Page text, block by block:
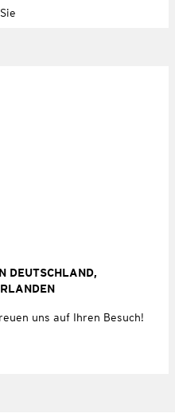
DEUTSCHLAND,
uns auf Ihren Besuch!